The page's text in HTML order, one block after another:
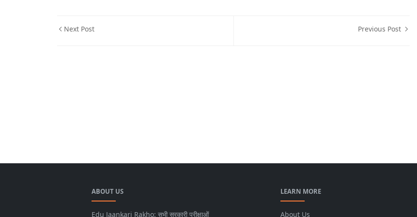
Next Post Previous Post
ABOUT US
Edu Jaankari Rakho: सभी सरकारी परीक्षाओं
LEARN MORE
About Us